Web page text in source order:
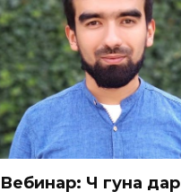
Вебинар: Чӣ гуна дар